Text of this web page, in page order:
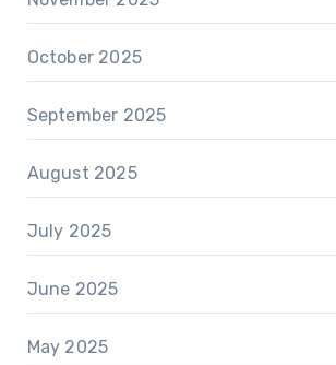
October 2025
September 2025
August 2025
July 2025
June 2025
May 2025